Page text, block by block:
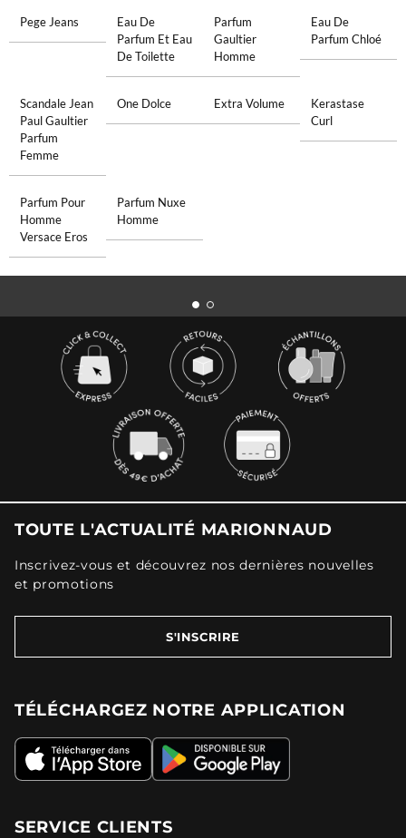
Pege Jeans
Eau De
Parfum Et Eau
De Toilette
Parfum
Gaultier
Homme
Eau De
Parfum Chloé
Scandale Jean
Paul Gaultier
Parfum
Femme
One Dolce Extra Volume
Kerastase
Curl
Parfum Pour
Homme
Versace Eros
Parfum Nuxe
Homme
TOUTE L'ACTUALITÉ MARIONNAUD
Inscrivez-vous et découvrez nos dernières nouvelles
et promotions
S'INSCRIRE
TÉLÉCHARGEZ NOTRE APPLICATION
SERVICE CLIENTS